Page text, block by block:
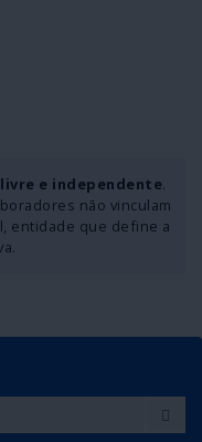
e independente.
não vinculam
entidade que define a